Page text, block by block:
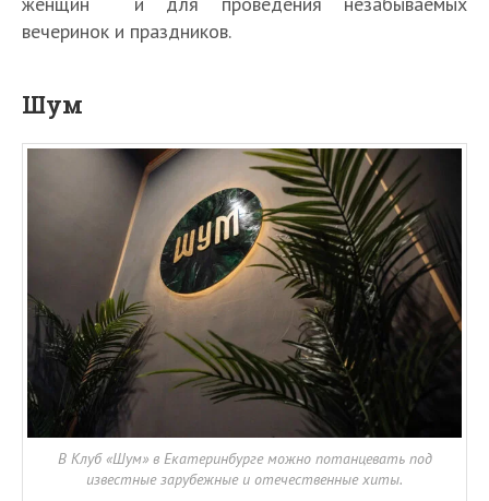
вечеринок и праздников.
Шум
В Клуб «Шум» в Екатеринбурге можно потанцевать под
известные зарубежные и отечественные хиты.